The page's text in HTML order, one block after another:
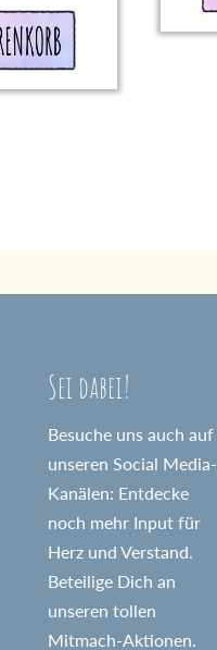
Sei dabei!
Besuche uns auch auf
unseren Social Media-
Kanälen: Entdecke
noch mehr Input für
Herz und Verstand.
Beteilige Dich an
unseren tollen
Mitmach-Aktionen.